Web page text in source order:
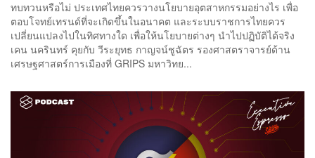
ทบทวนหรือไม่ ประเทศไทยควรวางนโยบายอุตสาหกรรมอย่างไร เพื่อ
ตอบโจทย์เทรนด์ที่จะเกิดขึ้นในอนาคต และระบบราชการไทยควร
เปลี่ยนแปลงไปในทิศทางใด เพื่อให้นโยบายต่างๆ นำไปปฏิบัติได้จริง
เคน นครินทร์ คุยกับ วีระยุทธ กาญจน์ชูฉัตร รองศาสตราจารย์ด้าน
เศรษฐศาสตร์การเมืองที่ GRIPS มหาวิทย...